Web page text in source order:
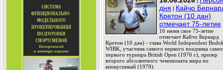
дня | Кайчо
Кретон (10 дан)
отмечает 75-летие
16 июня свое 75-летие
отмечает Кайчо Бернард
Кретон (10 дан) - глава World Independent
WIBK, участник самого первого поединка
первого турнира British Open (1976 г), призер
второго абсолютного чемпионата мира по
киокусинкай (1979).